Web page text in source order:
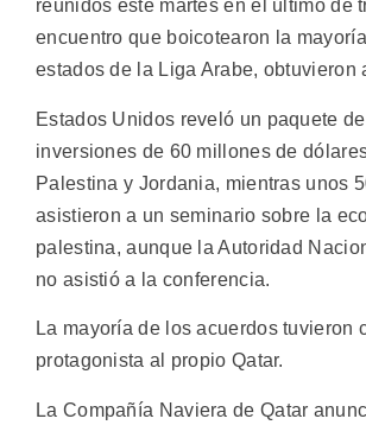
reunidos este martes en el último de
encuentro que boicotearon la
estados de la Liga Arabe, obtuvieron
Estados Unidos reveló un paquete
inversiones de 60 millones de
Palestina y Jordania, mientras unos
asistieron a un seminario sobre la
palestina, aunque la Autoridad
no asistió a la conferencia.
La mayoría de los acuerdos tuvieron
protagonista al propio Qatar.
La Compañía Naviera de Qatar